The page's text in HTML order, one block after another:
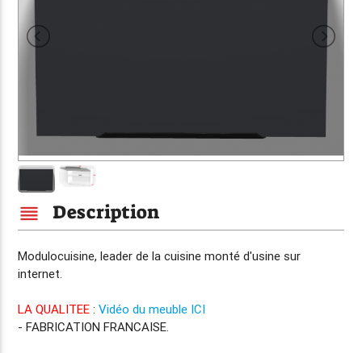
reorder Description
Modulocuisine, leader de la cuisinemonté d'usine sur
internet.
LA QUALITEE :Vidéo du meuble ICI
-FABRICATION FRANCAISE.